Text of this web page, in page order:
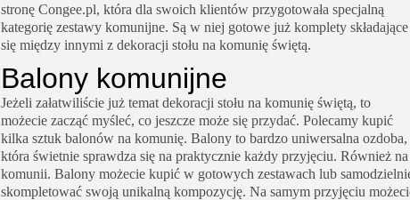
stronę Congee.pl, która dla swoich klientów przygotowała specjalną
kategorię zestawy komunijne. Są w niej gotowe już komplety składające
się między innymi z dekoracji stołu na komunię świętą.
Balony komunijne
Jeżeli załatwiliście już temat dekoracji stołu na komunię świętą, to
możecie zacząć myśleć, co jeszcze może się przydać. Polecamy kupić
kilka sztuk balonów na komunię. Balony to bardzo uniwersalna ozdoba,
która świetnie sprawdza się na praktycznie każdy przyjęciu. Również na
komunii. Balony możecie kupić w gotowych zestawach lub
skompletować swoją unikalną kompozycję. Na samym przyjęciu